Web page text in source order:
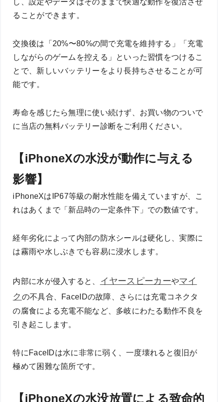
し、設定やデータはそのままで快適な動作を復活させ
ることができます。
交換後は「20%〜80%の間で充電を維持する」「充電
しながらのゲームを控える」といった習慣をつけるこ
とで、新しいバッテリーをより長持ちさせることが可
能です。
寿命を感じたら無理に使い続けず、お買い物のついで
に当店の無料バッテリー診断をご利用ください。
【iPhoneXの水没が動作に与える
影響】
iPhoneXはIP67等級の耐水性能を備えていますが、こ
れはあくまで「新品時の一定条件下」での数値です。
経年劣化によって内部の防水シールは硬化し、実際に
は霧雨や水しぶきでも容易に浸水します。
内部に水が侵入すると、 イヤースピーカーやマイ
ク の不具合、FaceIDの故障、さらには充電コネクタ
の腐食による充電不能など、多岐にわたる動作不良を
引き起こします。
特にFaceIDは水に非常に弱く、一度壊れると復旧が
極めて困難な箇所です。
【iPhoneXの水没放置による致命的